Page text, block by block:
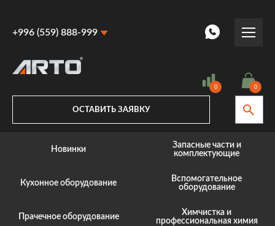
+996 (559) 888-999
+996 (559) 888-999
0 0
ОСТАВИТЬ ЗАЯВКУ
Новинки
Кухонное оборудование
Прачечное оборудование
Запасные части и
комплектующие
Вспомогательное
оборудование
Химчистка и
профессиональная химия